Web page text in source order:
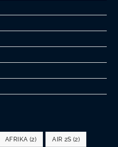
AFRIKA (2) AIR 2S (2)